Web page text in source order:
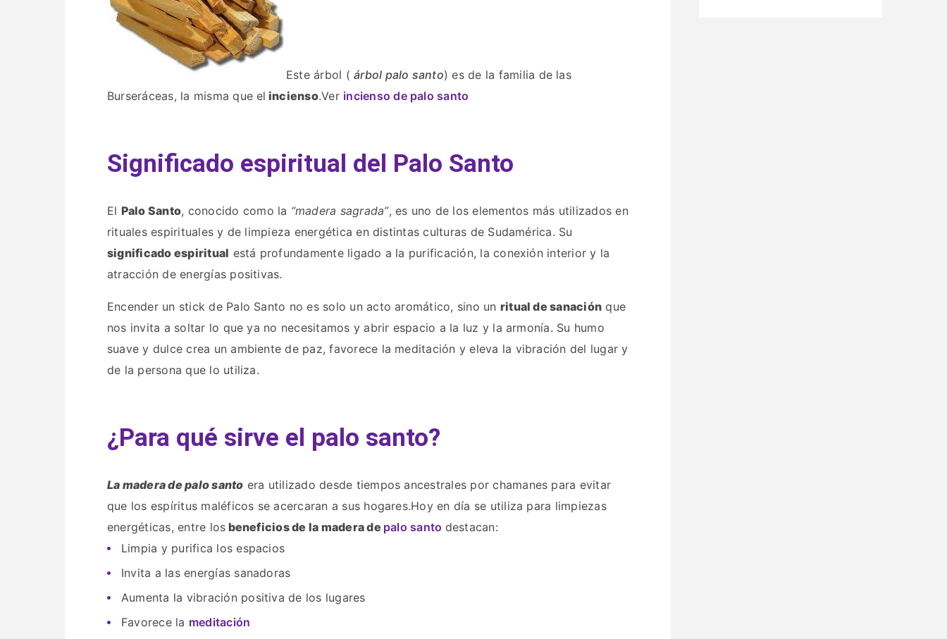
Este árbol (árbol palo santo) es de la familia de las
Burseráceas, la misma que el incienso.Ver incienso de palo santo
Significado espiritual del Palo Santo
El Palo Santo, conocido como la “madera sagrada”, es uno de los elementos más utilizados en
rituales espirituales y de limpieza energética en distintas culturas de Sudamérica. Su
significado espiritual está profundamente ligado a la purificación, la conexión interior y la
atracción de energías positivas.
Encender un stick de Palo Santo no es solo un acto aromático, sino un ritual de sanación que
nos invita a soltar lo que ya no necesitamos y abrir espacio a la luz y la armonía. Su humo
suave y dulce crea un ambiente de paz, favorece la meditación y eleva la vibración del lugar y
de la persona que lo utiliza.
¿Para qué sirve el palo santo?
La madera de palo santo era utilizado desde tiempos ancestrales por chamanes para evitar
que los espíritus maléficos se acercaran a sus hogares.Hoy en día se utiliza para limpiezas
energéticas, entre los beneficios de la madera de palo santo destacan:
Limpia y purifica los espacios
Invita a las energías sanadoras
Aumenta la vibración positiva de los lugares
Favorece la meditación